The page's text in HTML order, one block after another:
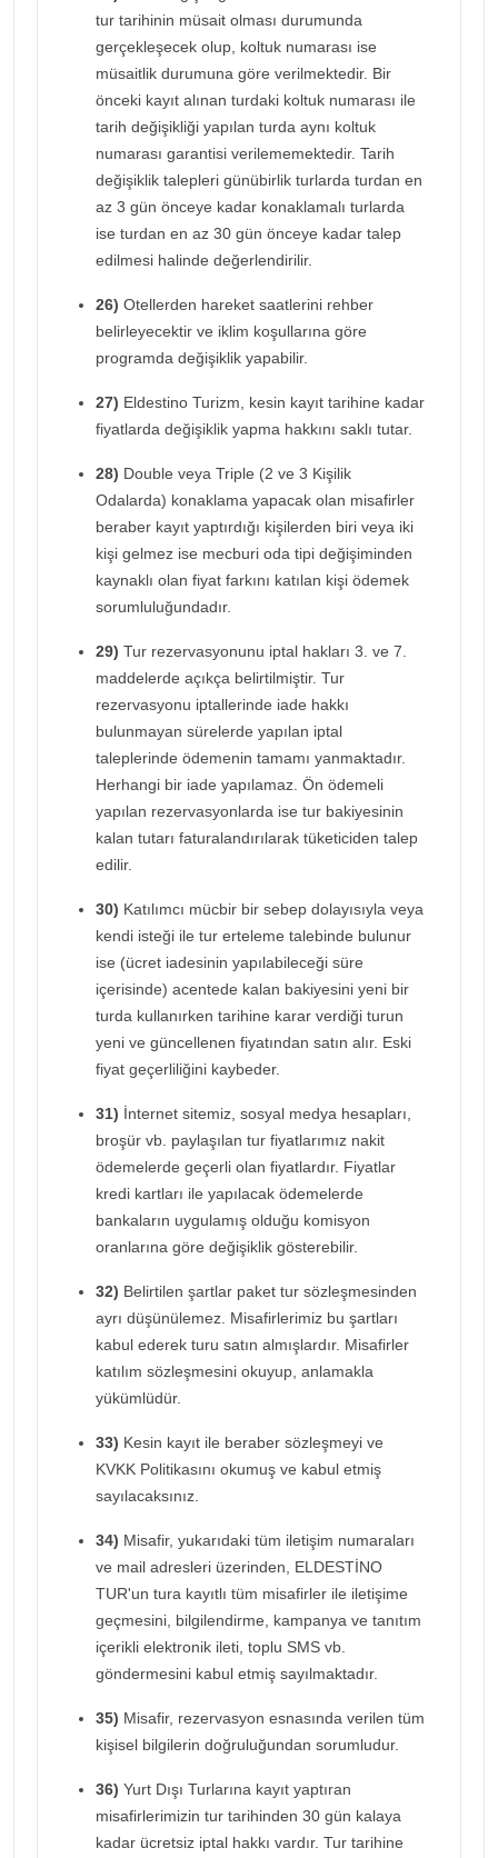
tur tarihinin müsait olması durumunda
gerçekleşecek olup, koltuk numarası ise
müsaitlik durumuna göre verilmektedir. Bir
önceki kayıt alınan turdaki koltuk numarası ile
tarih değişikliği yapılan turda aynı koltuk
numarası garantisi verilememektedir. Tarih
değişiklik talepleri günübirlik turlarda turdan en
az 3 gün önceye kadar konaklamalı turlarda
ise turdan en az 30 gün önceye kadar talep
edilmesi halinde değerlendirilir.
26) Otellerden hareket saatlerini rehber
belirleyecektir ve iklim koşullarına göre
programda değişiklik yapabilir.
27) Eldestino Turizm, kesin kayıt tarihine kadar
fiyatlarda değişiklik yapma hakkını saklı tutar.
28) Double veya Triple (2 ve 3 Kişilik
Odalarda) konaklama yapacak olan misafirler
beraber kayıt yaptırdığı kişilerden biri veya iki
kişi gelmez ise mecburi oda tipi değişiminden
kaynaklı olan fiyat farkını katılan kişi ödemek
sorumluluğundadır.
29) Tur rezervasyonunu iptal hakları 3. ve 7.
maddelerde açıkça belirtilmiştir. Tur
rezervasyonu iptallerinde iade hakkı
bulunmayan sürelerde yapılan iptal
taleplerinde ödemenin tamamı yanmaktadır.
Herhangi bir iade yapılamaz. Ön ödemeli
yapılan rezervasyonlarda ise tur bakiyesinin
kalan tutarı faturalandırılarak tüketiciden talep
edilir.
30) Katılımcı mücbir bir sebep dolayısıyla veya
kendi isteği ile tur erteleme talebinde bulunur
ise (ücret iadesinin yapılabileceği süre
içerisinde) acentede kalan bakiyesini yeni bir
turda kullanırken tarihine karar verdiği turun
yeni ve güncellenen fiyatından satın alır. Eski
fiyat geçerliliğini kaybeder.
31) İnternet sitemiz, sosyal medya hesapları,
broşür vb. paylaşılan tur fiyatlarımız nakit
ödemelerde geçerli olan fiyatlardır. Fiyatlar
kredi kartları ile yapılacak ödemelerde
bankaların uygulamış olduğu komisyon
oranlarına göre değişiklik gösterebilir.
32) Belirtilen şartlar paket tur sözleşmesinden
ayrı düşünülemez. Misafirlerimiz bu şartları
kabul ederek turu satın almışlardır. Misafirler
katılım sözleşmesini okuyup, anlamakla
yükümlüdür.
33) Kesin kayıt ile beraber sözleşmeyi ve
KVKK Politikasını okumuş ve kabul etmiş
sayılacaksınız.
34) Misafir, yukarıdaki tüm iletişim numaraları
ve mail adresleri üzerinden, ELDESTİNO
TUR'un tura kayıtlı tüm misafirler ile iletişime
geçmesini, bilgilendirme, kampanya ve tanıtım
içerikli elektronik ileti, toplu SMS vb.
göndermesini kabul etmiş sayılmaktadır.
35) Misafir, rezervasyon esnasında verilen tüm
kişisel bilgilerin doğruluğundan sorumludur.
36) Yurt Dışı Turlarına kayıt yaptıran
misafirlerimizin tur tarihinden 30 gün kalaya
kadar ücretsiz iptal hakkı vardır. Tur tarihine